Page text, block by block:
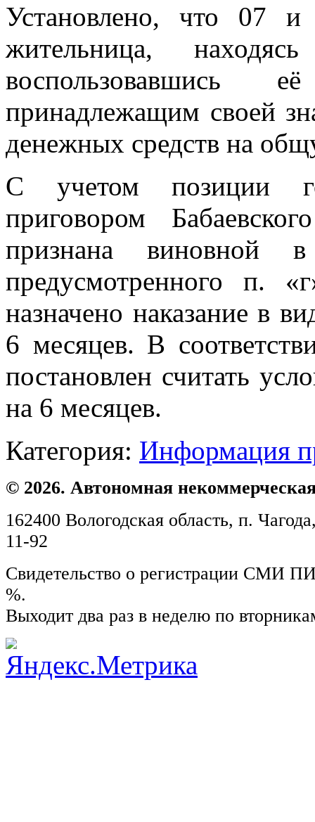
Установлено, что 07
жительница,
воспользовавшись
принадлежащим своей
денежных средств на
С учетом позиции
приговором
признана виновной в
предусмотренного
назначено наказание в
6 месяцев. В
постановлен считать
на 6 месяцев.
Категория: Информация
© 2026. Автономная
162400 Вологодская область, п.
11-92
Свидетельство о регистрации СМИ
%.
Выходит два раз в неделю по